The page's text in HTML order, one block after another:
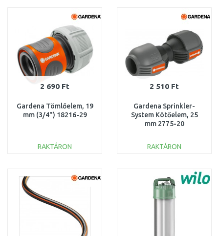
Összehasonlítás Összehasonlítás
2 690 Ft
Gardena Tömlőelem, 19
mm (3/4") 18216-29
RAKTÁRON
Összehasonlítás
2 510 Ft
Gardena Sprinkler-
System Kötőelem, 25
mm 2775-20
RAKTÁRON
Összehasonlítás